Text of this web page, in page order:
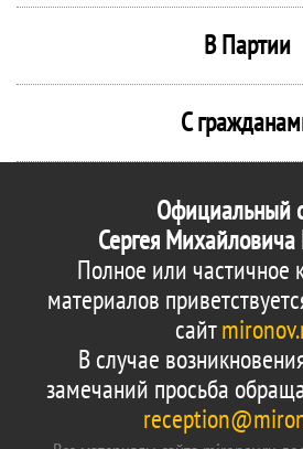
В Партии
С
Официальный
Сергея
Полное или частичное
материалов
сайт
В случае
замечаний просьба